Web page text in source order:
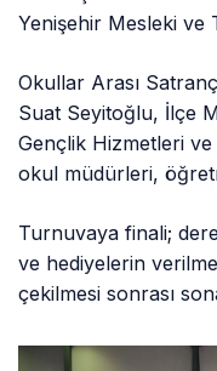
Yenişehir Mesleki ve
Okullar Arası
Suat Seyitoğlu, İlçe
Gençlik Hizmetleri
okul müdürleri,
Turnuvaya finali;
ve hediyelerin
çekilmesi sonrası